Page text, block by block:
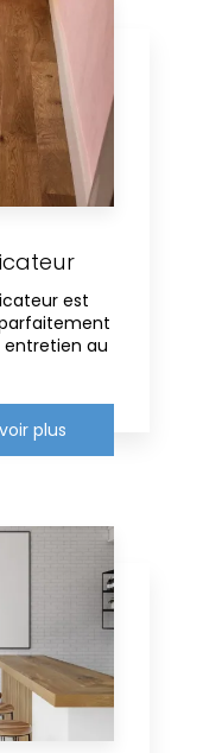
est
au
plus